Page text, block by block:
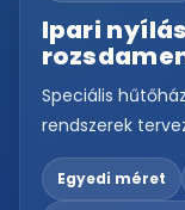
Ipari
Speciális
rendszerek
Egyedi méret